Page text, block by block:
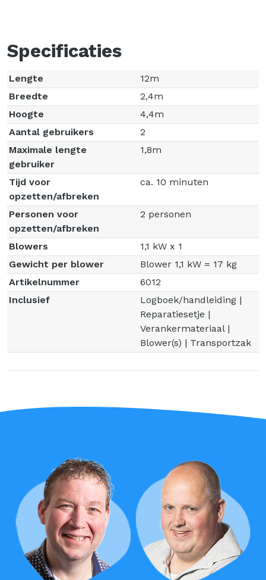
Specificaties
Lengte
12m
Breedte
2,4m
Hoogte
4,4m
Aantal gebruikers
2
Maximale lengte
gebruiker
1,8m
Tijd voor
opzetten/afbreken
ca. 10 minuten
Personen voor
opzetten/afbreken
2 personen
Blowers
1,1 kW x 1
Gewicht per blower
Blower 1,1 kW = 17 kg
Artikelnummer
6012
Inclusief
Logboek/handleiding |
Reparatiesetje |
Verankermateriaal |
Blower(s) | Transportzak